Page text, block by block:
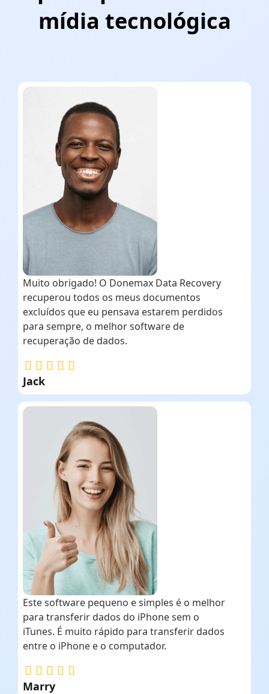
mídia tecnológica
Muito obrigado! O Donemax Data Recovery
recuperou todos os meus documentos
excluídos que eu pensava estarem perdidos
para sempre, o melhor software de
recuperação de dados.
Jack
Este software pequeno e simples é o melhor
para transferir dados do iPhone sem o
iTunes. É muito rápido para transferir dados
entre o iPhone e o computador.
Marry